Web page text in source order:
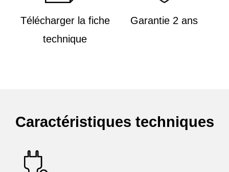
Télécharger la fiche
technique
Garantie 2 ans
Caractéristiques techniques